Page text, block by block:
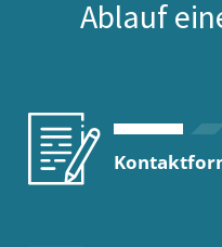
Ablauf